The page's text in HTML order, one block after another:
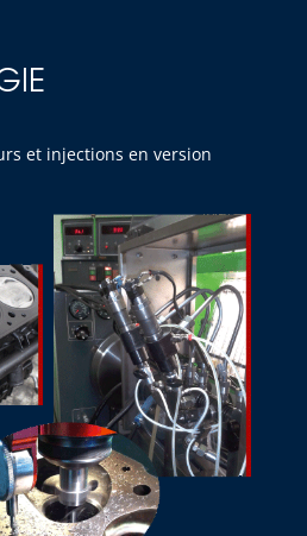
et injections en version